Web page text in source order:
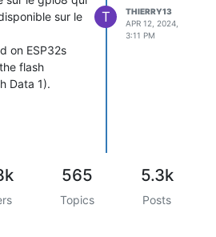
sur le
on ESP32s
flash
Data 1).
connaissances
cette étape.
T
THIERRY13
APR 12, 2024,
3:11 PM
565
Topics
5.3k
Posts